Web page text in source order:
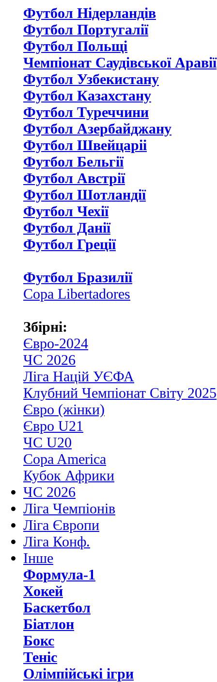
Футбол Нідерландiв
Футбол Португалії
Футбол Польщі
Чемпіонат Саудівської Аравії
Футбол Узбекистану
Футбол Казахстану
Футбол Туреччини
Футбол Азербайджану
Футбол Швейцаріі
Футбол Бельгії
Футбол Австрії
Футбол Шотландії
Футбол Чехії
Футбол Данії
Футбол Греції
Футбол Бразилії
Copa Libertadores
Збірні:
Євро-2024
ЧС 2026
Ліга Націй УЄФА
Клубний Чемпіонат Світу 2025
Євро (жінки)
Євро U21
ЧС U20
Copa America
Кубок Африки
ЧС 2026
Ліга Чемпіонів
Ліга Європи
Ліга Конф.
Інше
Формула-1
Хокей
Баскетбол
Біатлон
Бокс
Теніс
Олімпійські ігри